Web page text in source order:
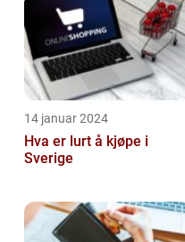
14 januar 2024
Hva er lurt å kjøpe i
Sverige